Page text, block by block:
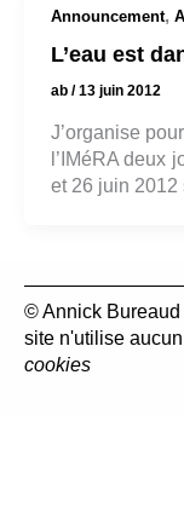
Announcement,
L’eau est
ab /13 juin 2012
J’organise
l’IMéRA deux
et 26 juin
© Annick
site n'utilise
cookies